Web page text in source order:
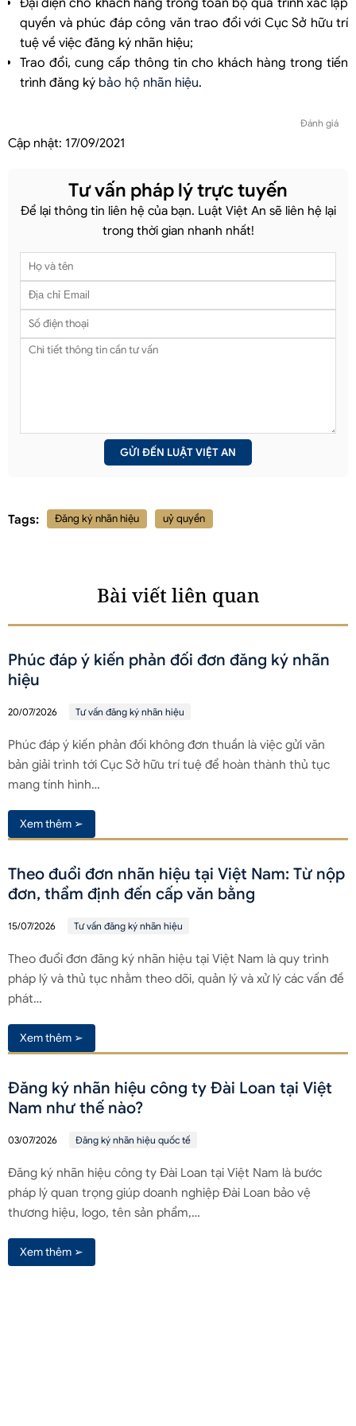
quyền và phúc đáp công văn trao đổi với Cục Sở hữu trí
tuệ về việc đăng ký nhãn hiệu;
Trao đổi, cung cấp thông tin cho khách hàng trong tiến
trình đăng ký bảo hộ nhãn hiệu.
Đánh giá
Cập nhật: 17/09/2021
Tư vấn pháp lý trực tuyến
Để lại thông tin liên hệ của bạn. Luật Việt An sẽ liên hệ lại
trong thời gian nhanh nhất!
Tags: Đăng ký nhãn hiệu uỷ quyền
Bài viết liên quan
Phúc đáp ý kiến phản đối đơn đăng ký nhãn
hiệu
20/07/2026 Tư vấn đăng ký nhãn hiệu
Phúc đáp ý kiến phản đối không đơn thuần là việc gửi văn
bản giải trình tới Cục Sở hữu trí tuệ để hoàn thành thủ tục
mang tính hình…
Xem thêm ➢
Theo đuổi đơn nhãn hiệu tại Việt Nam: Từ nộp
đơn, thẩm định đến cấp văn bằng
15/07/2026 Tư vấn đăng ký nhãn hiệu
Theo đuổi đơn đăng ký nhãn hiệu tại Việt Nam là quy trình
pháp lý và thủ tục nhằm theo dõi, quản lý và xử lý các vấn đề
phát…
Xem thêm ➢
Đăng ký nhãn hiệu công ty Đài Loan tại Việt
Nam như thế nào?
03/07/2026 Đăng ký nhãn hiệu quốc tế
Đăng ký nhãn hiệu công ty Đài Loan tại Việt Nam là bước
pháp lý quan trọng giúp doanh nghiệp Đài Loan bảo vệ
thương hiệu, logo, tên sản phẩm,…
Xem thêm ➢